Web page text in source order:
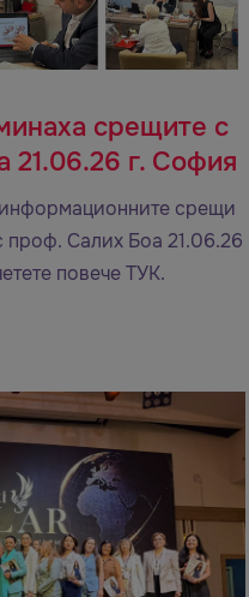
срещите с
21.06.26 г. София
срещи
проф. Салих Боа 21.06.26
повече ТУК.